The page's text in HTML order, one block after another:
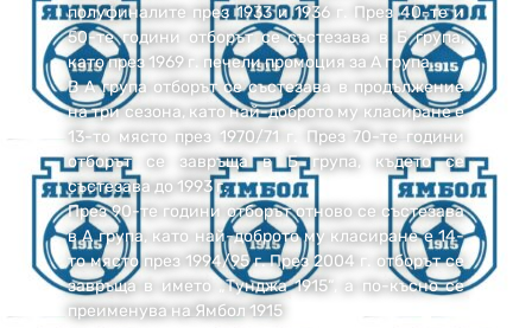
полуфиналите през 1933 и 1936 г. През 40-те и
50-те години отборът се състезава в Б група,
като през 1969 г. печели промоция за А група.
В А група отборът се състезава в продължение
на три сезона, като най-доброто му класиране е
13-то място през 1970/71 г. През 70-те години
отборът се завръща в Б група, където се
състезава до 1993 г.
През 90-те години отборът отново се състезава
в А група, като най-доброто му класиране е 14-
то място през 1994/95 г. През 2004 г. отборът се
завръща в името „Тунджа 1915“, а по-късно се
преименува на Ямбол 1915